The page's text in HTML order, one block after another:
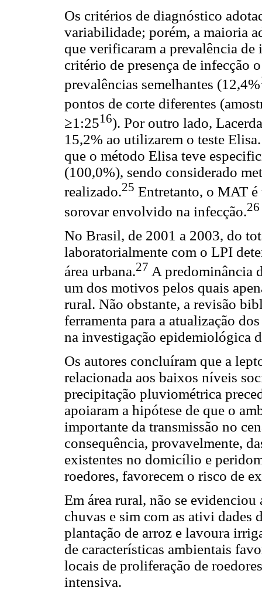
Os critérios de diagnóstico
variabilidade; porém, a maioria
que verificaram a prevalência de
critério de presença de infecção
prevalências semelhantes (12,4%
pontos de corte diferentes
≥1:2516). Por outro lado,
15,2% ao utilizarem o teste
que o método Elisa teve
(100,0%), sendo considerado
realizado.25 Entretanto, o MAT
sorovar envolvido na infecção.26
No Brasil, de 2001 a 2003, do
laboratorialmente com o LPI
área urbana.27 A predominância
um dos motivos pelos quais
rural. Não obstante, a revisão
ferramenta para a atualização
na investigação epidemiológica
Os autores concluíram que a
relacionada aos baixos níveis
precipitação pluviométrica
apoiaram a hipótese de que o
importante da transmissão no
consequência, provavelmente,
existentes no domicílio e
roedores, favorecem o risco de
Em área rural, não se evidenciou
chuvas e sim com as ativi dades
plantação de arroz e lavoura
de características ambientais
locais de proliferação de
intensiva.